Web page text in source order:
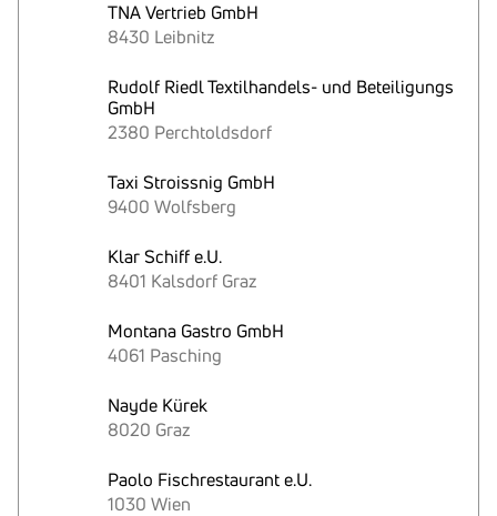
TNA Vertrieb GmbH
8430 Leibnitz
Rudolf Riedl Textilhandels- und Beteiligungs
GmbH
2380 Perchtoldsdorf
Taxi Stroissnig GmbH
9400 Wolfsberg
Klar Schiff e.U.
8401 Kalsdorf Graz
Montana Gastro GmbH
4061 Pasching
Nayde Kürek
8020 Graz
Paolo Fischrestaurant e.U.
1030 Wien